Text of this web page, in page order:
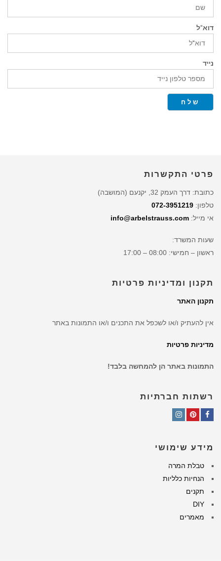
דוא"ל
נייד
שלח
פרטי התקשרות
כתובת: דרך העמק 32, יקנעם (המושבה)
טלפון: 072-3951219
אי מייל: info@arbelstrauss.com
שעות המשרד:
ראשון – חמישי: 08:00 – 17:00
תקנון ומדיניות פרטיות
תקנון האתר
אין להעתיק ו/או לשכפל את התכנים ו/או התמונות באתר
מדיניות פרטיות
התמונות באתר הן להמחשה בלבד!
רשתות חברתיות
מידע שימושי
טבלת המרה
הנחיות כלליות
תקנים
DIY
מאמרים